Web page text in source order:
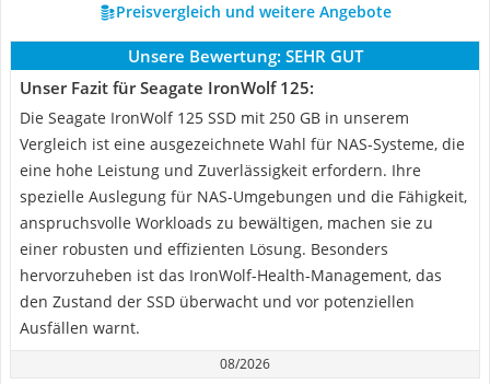
Preisvergleich und weitere Angebote
Unsere Bewertung: SEHR GUT
Unser Fazit für Seagate IronWolf 125:
Die Seagate IronWolf 125 SSD mit 250 GB in unserem
Vergleich ist eine ausgezeichnete Wahl für NAS-Systeme, die
eine hohe Leistung und Zuverlässigkeit erfordern. Ihre
spezielle Auslegung für NAS-Umgebungen und die Fähigkeit,
anspruchsvolle Workloads zu bewältigen, machen sie zu
einer robusten und effizienten Lösung. Besonders
hervorzuheben ist das IronWolf-Health-Management, das
den Zustand der SSD überwacht und vor potenziellen
Ausfällen warnt.
08/2026